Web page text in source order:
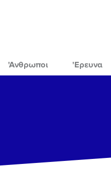
'Ανθρωποι 'Ερευνα